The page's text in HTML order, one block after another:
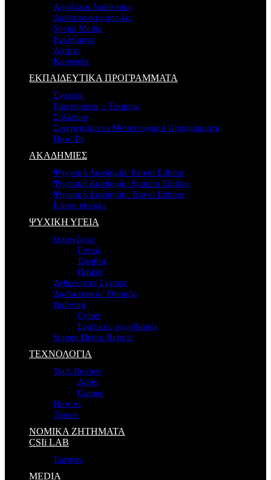
Ασφάλεια διαδικτύου
Διαδικτυακές απειλές
Social Media
Εγκλήματα
Απάτες
Κοινωνία
ΕΚΠΑΙΔΕΥΤΙΚΑ ΠΡΟΓΡΑΜΜΑΤΑ
Σχολεία
Επιχειρήσεις – Εταιρίες
Σύλλογοι
Συνεργαζόμενα Μεταπτυχιακά Προγράμματα
How To
ΑΚΑΔΗΜΙΕΣ
Ψηφιακή Ακαδημία: Parent Edition
Ψηφιακή Ακαδημία: Student Edition
Ψηφιακή Ακαδημία: Travel Edition
Eshop ebooks
ΨΥΧΙΚΗ ΥΓΕΙΑ
Οικογένεια
Γονείς
Έφηβος
Παιδιά
Ανθρώπινες Σχέσεις
Διαδικτυακός Εθισμός
Bullying
Cyber
Σχολικός εκφοβισμός
Screen Detox Retreat
ΤΕΧΝΟΛΟΓΙΑ
Tech Review
Apps
Games
How to
Trends
ΝΟΜΙΚΑ ΖΗΤΗΜΑΤΑ
CSIi LAB
Έρευνες
MEDIA